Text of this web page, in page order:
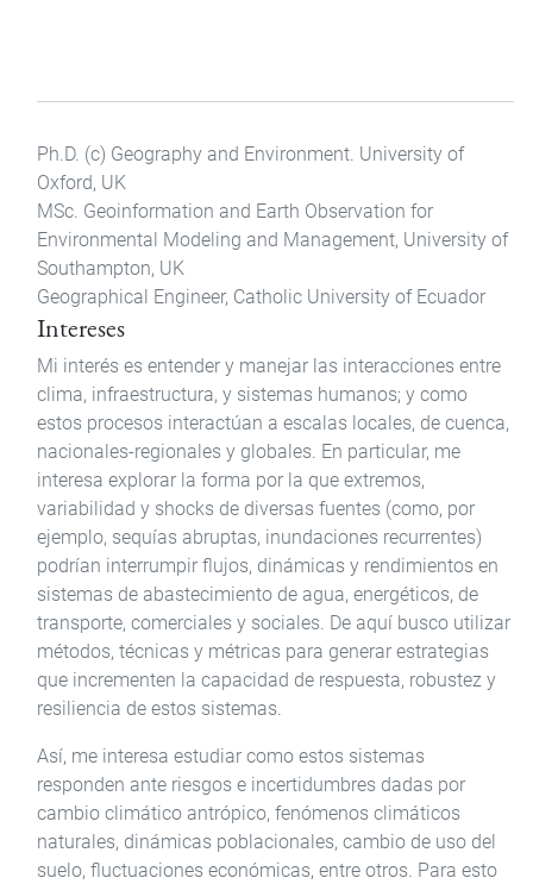
Ph.D. (c) Geography and Environment. University of
Oxford, UK
MSc. Geoinformation and Earth Observation for
Environmental Modeling and Management, University of
Southampton, UK
Geographical Engineer, Catholic University of Ecuador
Intereses
Mi interés es entender y manejar las interacciones entre
clima, infraestructura, y sistemas humanos; y como
estos procesos interactúan a escalas locales, de cuenca,
nacionales-regionales y globales. En particular, me
interesa explorar la forma por la que extremos,
variabilidad y shocks de diversas fuentes (como, por
ejemplo, sequías abruptas, inundaciones recurrentes)
podrían interrumpir flujos, dinámicas y rendimientos en
sistemas de abastecimiento de agua, energéticos, de
transporte, comerciales y sociales. De aquí busco utilizar
métodos, técnicas y métricas para generar estrategias
que incrementen la capacidad de respuesta, robustez y
resiliencia de estos sistemas.
Así, me interesa estudiar como estos sistemas
responden ante riesgos e incertidumbres dadas por
cambio climático antrópico, fenómenos climáticos
naturales, dinámicas poblacionales, cambio de uso del
suelo, fluctuaciones económicas, entre otros. Para esto